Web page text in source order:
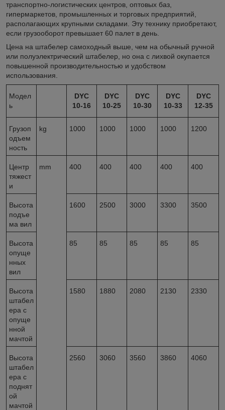
транспортно-логистических центров, оптовых баз,
гипермаркетов, промышленных и торговых предприятий,
располагающих крупными складами. Эту технику приобретают,
если грузооборот превышает 60 палет в день.
Цена на штабелер самоходный выше, чем на обычный ручной
или полуэлектрический штабелер, но она с лихвой окупается
повышенной производительностью и удобством
использования.
Модел
ь
DYC
10-16
DYC
10-25
DYC
10-30
DYC
10-33
DYC
12-35
Грузоп
одъем
ность
kg 1000 1000 1000 1000 1200
Центр
тяжест
и
mm 400 400 400 400 400
Высота
подъе
ма вил
1600 2500 3000 3300 3500
Высота
опуще
нных
вил
85 85 85 85 85
Высота
штабел
ера с
опуще
нной
мачтой
1580 1880 2080 2130 2330
Высота
штабел
ера с
поднят
ой
мачтой
2560 3060 3560 3860 4060